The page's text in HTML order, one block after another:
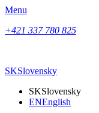
Menu
+421 337 780 825
SKSlovensky
SKSlovensky
ENEnglish